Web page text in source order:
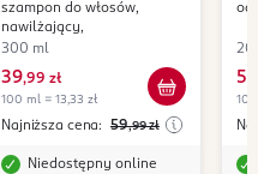
PROFESSIONALS Invigo
Nutri Enrich
szampon do włosów,
nawilżający,
300 ml
39,99 zł
100 ml = 13,33 zł
Najniższa cena: 59,99 zł
Niedostępny online
58